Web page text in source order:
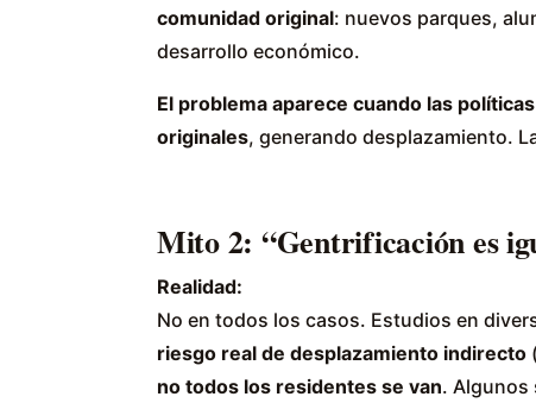
comunidad original: nuevos parques,
desarrollo económico.
El problema aparece cuando las
originales, generando desplazamiento.
Mito 2: “Gentrificación es
Realidad:
No en todos los casos. Estudios en
riesgo real de desplazamiento indirecto
no todos los residentes se van. Algunos